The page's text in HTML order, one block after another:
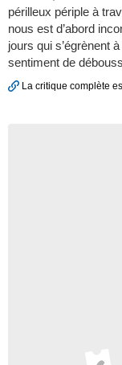
périlleux périple à
nous est d’abord
jours qui s’égrènent
sentiment de
La critique complète